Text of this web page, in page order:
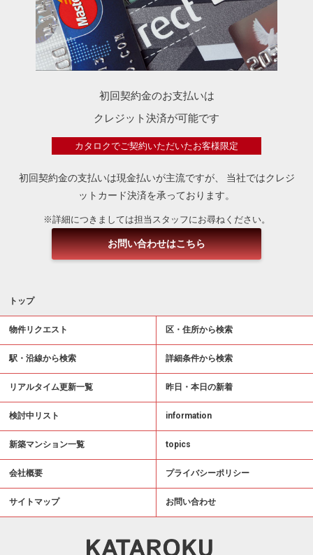
初回契約金のお支払いは
クレジット決済が可能です
カタロクでご契約いただいたお客様限定
初回契約金の支払いは現金払いが主流ですが、
当社ではクレジ
ットカード決済を承っております。
※詳細につきましては担当スタッフにお尋ねください。
お問い合わせはこちら
トップ
物件リクエスト 区・住所から検索
駅・沿線から検索 詳細条件から検索
リアルタイム更新一覧 昨日・本日の新着
検討中リスト information
新築マンション一覧 topics
会社概要 プライバシーポリシー
サイトマップ お問い合わせ